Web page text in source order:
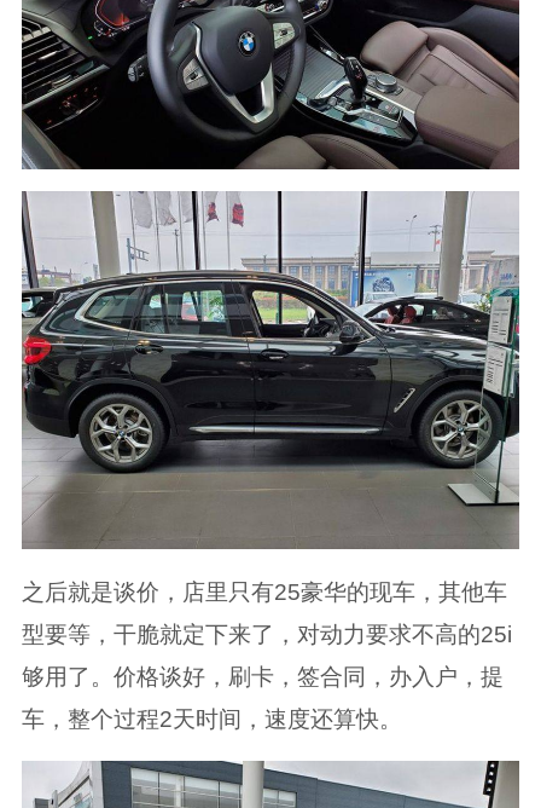
之后就是谈价，店里只有25豪华的现车，其他车
型要等，干脆就定下来了，对动力要求不高的25i
够用了。价格谈好，刷卡，签合同，办入户，提
车，整个过程2天时间，速度还算快。